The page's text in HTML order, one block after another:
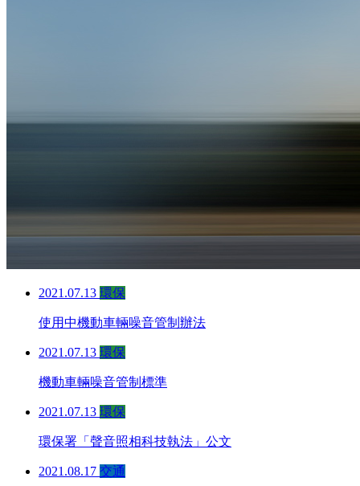
2021.07.13 環保
使用中機動車輛噪音管制辦法
2021.07.13 環保
機動車輛噪音管制標準
2021.07.13 環保
環保署「聲音照相科技執法」公文
2021.08.17 交通